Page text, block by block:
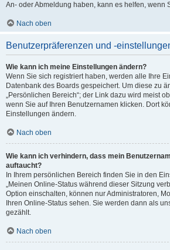
An- oder Abmeldung haben, kann es helfen, wenn
Nach oben
Benutzerpräferenzen und -
Wie kann ich meine Einstellungen ändern?
Wenn Sie sich registriert haben, werden alle Ihre
Datenbank des Boards gespeichert. Um diese zu
„Persönlichen Bereich“; der Link dazu wird meist
wenn Sie auf Ihren Benutzernamen klicken. Dort
Einstellungen ändern.
Nach oben
Wie kann ich verhindern, dass mein
auftaucht?
In Ihrem persönlichen Bereich finden Sie in den
„Meinen Online-Status während dieser Sitzung
Option einschalten, können nur Administratoren,
Ihren Online-Status sehen. Sie werden dann als
gezählt.
Nach oben